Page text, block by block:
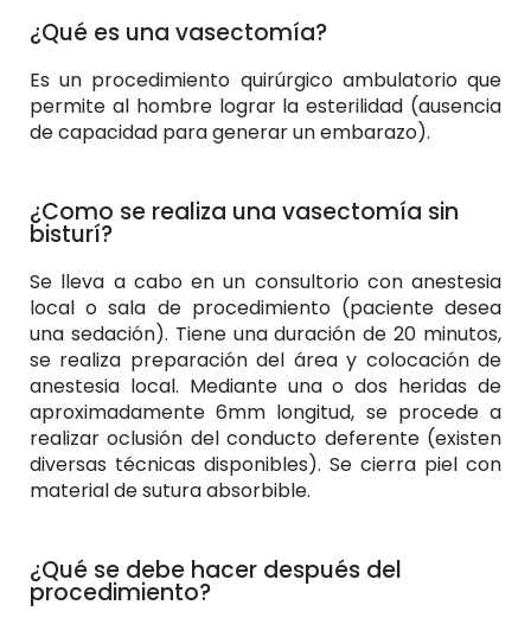
¿Qué es una vasectomía?
Es un procedimiento quirúrgico ambulatorio que
permite al hombre lograr la esterilidad (ausencia
de capacidad para generar un embarazo).
¿Como se realiza una vasectomía sin
bisturí?
Se lleva a cabo en un consultorio con anestesia
local o sala de procedimiento (paciente desea
una sedación). Tiene una duración de 20 minutos,
se realiza preparación del área y colocación de
anestesia local. Mediante una o dos heridas de
aproximadamente 6mm longitud, se procede a
realizar oclusión del conducto deferente (existen
diversas técnicas disponibles). Se cierra piel con
material de sutura absorbible.
¿Qué se debe hacer después del
procedimiento?